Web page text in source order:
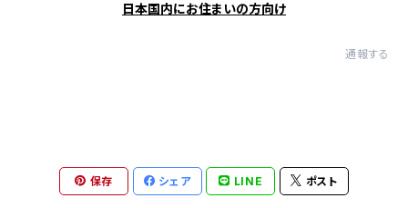
日本国内にお住まいの方向け
通報する
保存 シェア LINE ポスト